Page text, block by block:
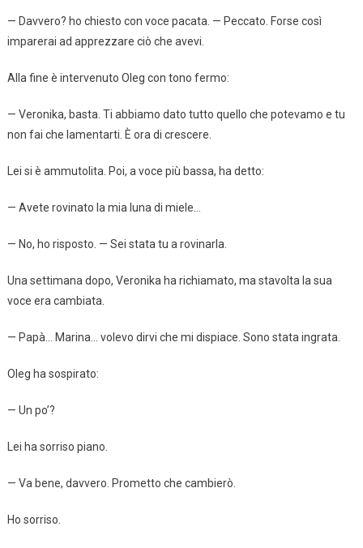
— Davvero? ho chiesto con voce pacata. — Peccato. Forse così
imparerai ad apprezzare ciò che avevi.
Alla fine è intervenuto Oleg con tono fermo:
— Veronika, basta. Ti abbiamo dato tutto quello che potevamo e tu
non fai che lamentarti. È ora di crescere.
Lei si è ammutolita. Poi, a voce più bassa, ha detto:
— Avete rovinato la mia luna di miele…
— No, ho risposto. — Sei stata tu a rovinarla.
Una settimana dopo, Veronika ha richiamato, ma stavolta la sua
voce era cambiata.
— Papà… Marina… volevo dirvi che mi dispiace. Sono stata ingrata.
Oleg ha sospirato:
— Un po’?
Lei ha sorriso piano.
— Va bene, davvero. Prometto che cambierò.
Ho sorriso.